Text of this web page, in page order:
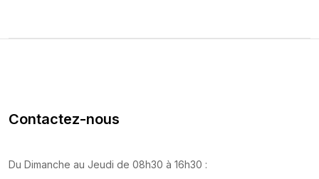
Contactez-nous
Du Dimanche au Jeudi de 08h30 à 16h30 :